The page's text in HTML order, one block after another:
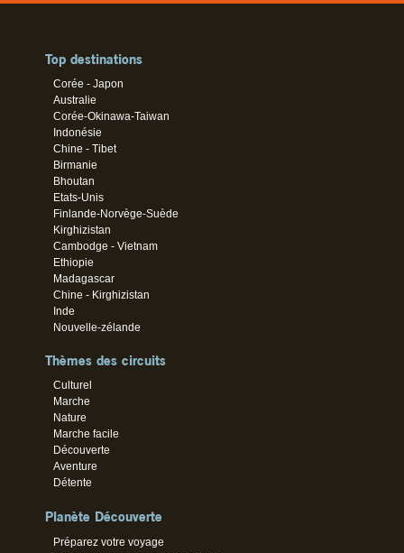
Top destinations
Corée - Japon
Australie
Corée-Okinawa-Taiwan
Indonésie
Chine - Tibet
Birmanie
Bhoutan
Etats-Unis
Finlande-Norvège-Suède
Kirghizistan
Cambodge - Vietnam
Ethiopie
Madagascar
Chine - Kirghizistan
Inde
Nouvelle-zélande
Thèmes des circuits
Culturel
Marche
Nature
Marche facile
Découverte
Aventure
Détente
Planète Découverte
Préparez votre voyage